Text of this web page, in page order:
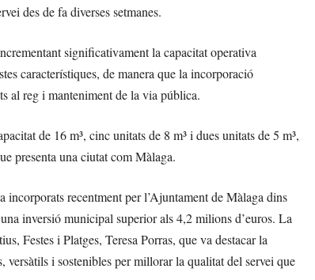
des de fa diverses setmanes.
significativament la capacitat operativa
característiques, de manera que la incorporació
al reg i manteniment de la via pública.
de 16 m³, cinc unitats de 8 m³ i dues unitats de 5 m³,
presenta una ciutat com Màlaga.
recentment per l’Ajuntament de Màlaga dins
inversió municipal superior als 4,2 milions d’euros. La
Festes i Platges, Teresa Porras, que va destacar la
versàtils i sostenibles per millorar la qualitat del servei que